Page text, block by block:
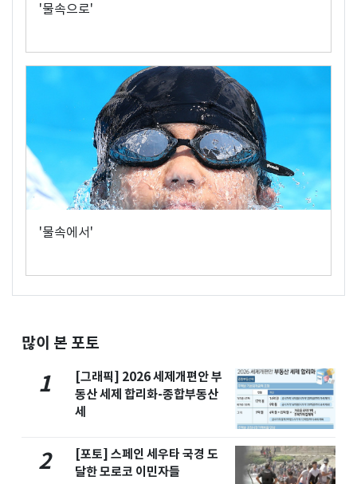
'물속으로'
'물속에서'
많이 본 포토
1
[그래픽] 2026 세제개편안 부
동산 세제 합리화-종합부동산
세
2
[포토] 스페인 세우타 국경 도
달한 모로코 이민자들